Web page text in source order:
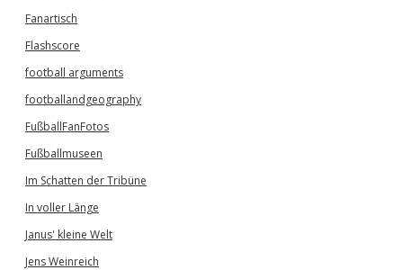
Fanartisch
Flashscore
football arguments
footballandgeography
FußballFanFotos
Fußballmuseen
Im Schatten der Tribüne
In voller Länge
Janus' kleine Welt
Jens Weinreich